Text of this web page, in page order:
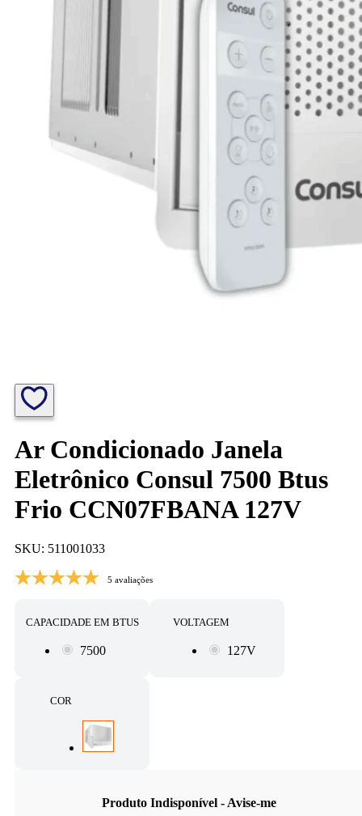
Ar Condicionado Janela
Eletrônico Consul 7500 Btus
Frio CCN07FBANA 127V
SKU: 511001033
5 avaliações
Produto Indisponível - Avise-me
CAPACIDADE EM BTUS
7500
VOLTAGEM
127V
COR